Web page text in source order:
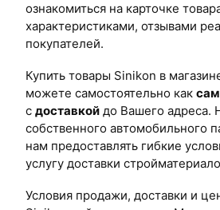
ознакомиться на карточке
характеристиками, отзывами
покупателей.
Купить товары Sinikon в
можете самостоятельно как
с доставкой до Вашего адреса.
собственного автомобильного
нам предоставлять гибкие
услугу доставки
Условия продажи, доставки и